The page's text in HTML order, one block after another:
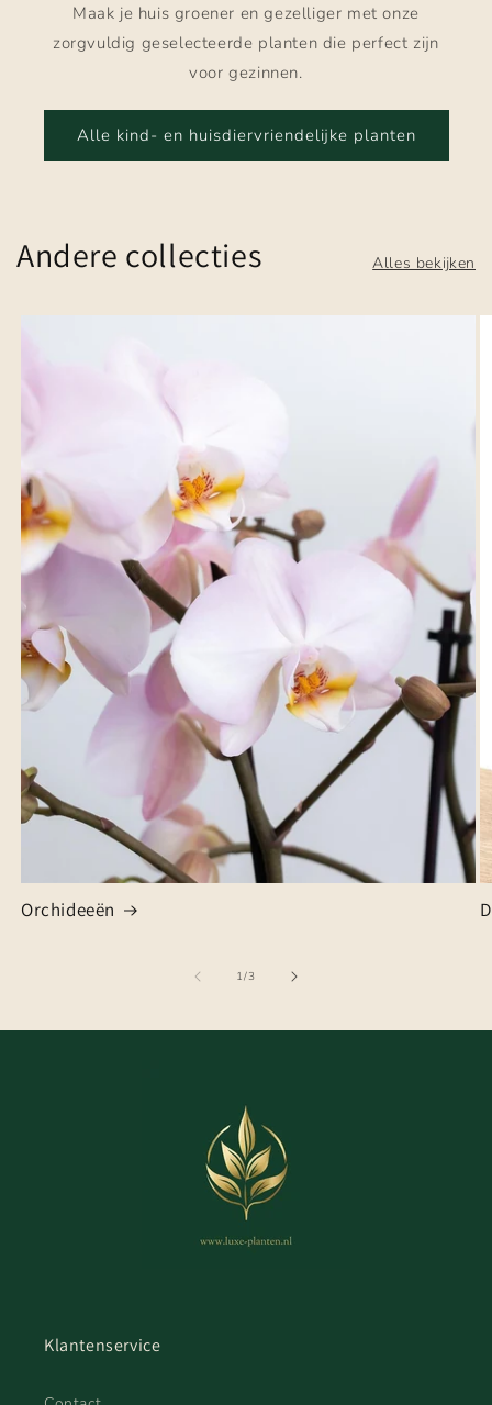
Maak je huis groener en gezelliger met onze
zorgvuldig geselecteerde planten die perfect zijn
voor gezinnen.
Alle kind- en huisdiervriendelijke planten
Andere collecties Alles bekijken
Orchideeën
1/van
3
Klantenservice